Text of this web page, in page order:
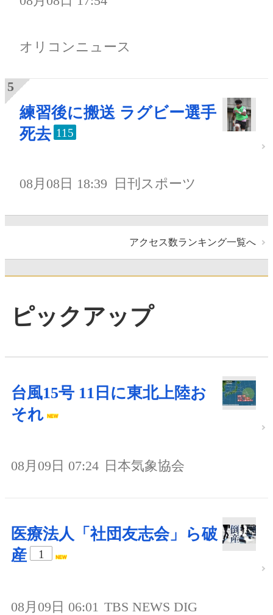
オリコンニュース
練習後に搬送 ラグビー選手
死去 115
08月08日 18:39 日刊スポーツ
アクセス数ランキング一覧へ
ピックアップ
台風15号 11日に東北上陸お
それ
08月09日 07:24 日本気象協会
医療法人「社団友志会」ら破
産
1
08月09日 06:01 TBS NEWS DIG